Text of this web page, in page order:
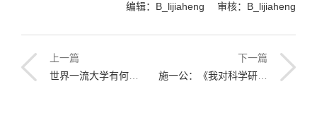
编辑：B_lijiaheng 审核：B_lijiaheng
上一篇
世界一流大学有何建设路径可循
下一篇
施一公：《我对科学研究的体验》